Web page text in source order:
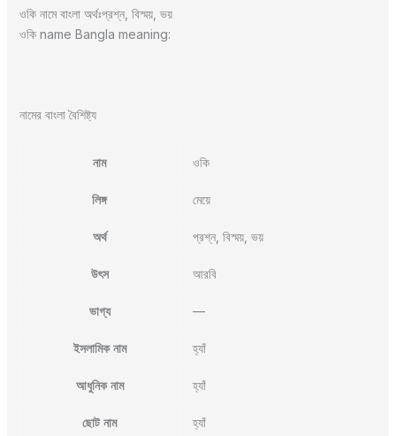
ওকি নামে বাংলা অর্থঃপ্রশ্ন, বিস্ময়, ভয়
ওকি name Bangla meaning:
নামের বাংলা বৈশিষ্ট্য
নাম ওকি
লিঙ্গ মেয়ে
অর্থ প্রশ্ন, বিস্ময়, ভয়
উৎস আরবি
ভাগ্য —
ইসলামিক নাম হ্যাঁ
আধুনিক নাম হ্যাঁ
ছোট নাম হ্যাঁ